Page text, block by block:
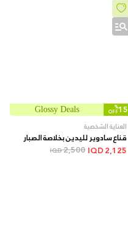
15
%
OFF
Glossy Deals
العناية الشخصية
قناع سادوير لليدين بخلاصة الصبار
2,125
2,500
IQD